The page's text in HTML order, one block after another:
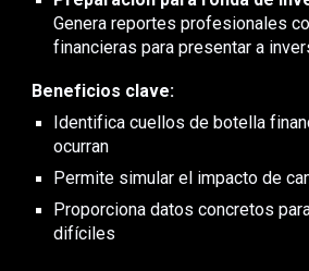
Genera reportes profesionales
financieras para presentar a
Beneficios clave:
Identifica cuellos de botella
ocurran
Permite simular el impacto de
Proporciona datos concretos
difíciles